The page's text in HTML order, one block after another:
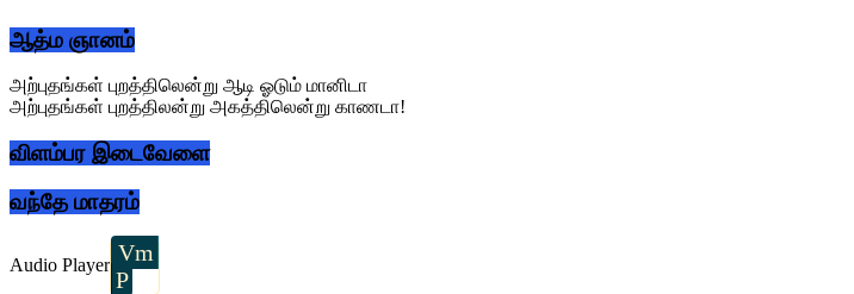
Primary
ஆத்ம ஞானம்
அற்புதங்கள் புறத்திலென்று ஆடி ஓடும் மானிடா
அற்புதங்கள் புறத்திலன்று அகத்திலென்று காணடா!
விளம்பர இடைவேளை
வந்தே மாதரம்
Audio Player Vm
P